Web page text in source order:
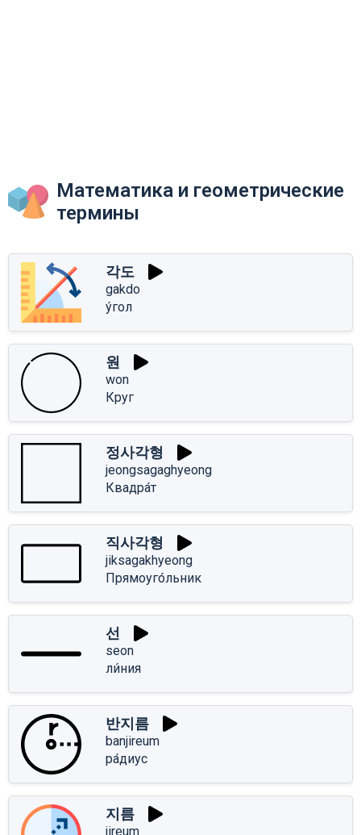
Математика и геометрические
термины
각도
gakdo
у́гол
원
won
Круг
정사각형
jeongsagaghyeong
Квадра́т
직사각형
jiksagakhyeong
Прямоуго́льник
선
seon
ли́ния
반지름
banjireum
ра́диус
지름
jireum